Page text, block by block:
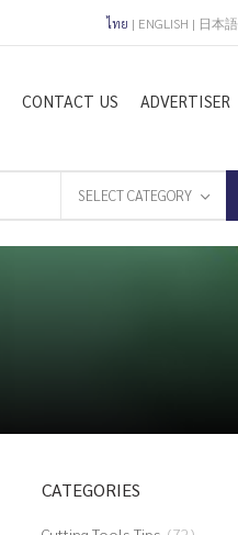
ไทย | ENGLISH | 日本語
CONTACT US ADVERTISER
SELECT CATEGORY
CATEGORIES